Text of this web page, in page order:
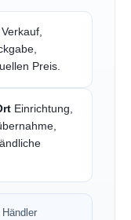
Verkauf,
Preis.
Einrichtung,